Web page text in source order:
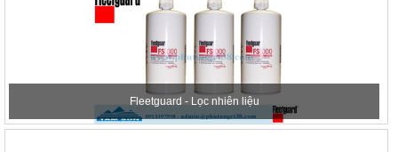
Fleetguard - Lọc nhiên liệu